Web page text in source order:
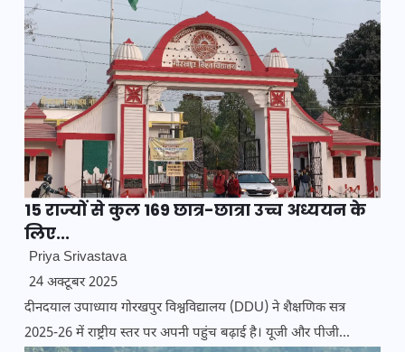
15 राज्यों से कुल 169 छात्र-छात्रा उच्च अध्ययन के
लिए...
Priya Srivastava
24 अक्टूबर 2025
दीनदयाल उपाध्याय गोरखपुर विश्वविद्यालय (DDU) ने शैक्षणिक सत्र
2025-26 में राष्ट्रीय स्तर पर अपनी पहुंच बढ़ाई है। यूजी और पीजी...